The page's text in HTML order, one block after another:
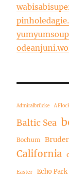
Admiralbrücke A
Baltic Sea
Bochum Bruder
California
Easter Echo